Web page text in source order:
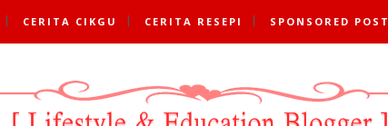
CERITA CIKGU CERITA RESEPI SPONSORED POST